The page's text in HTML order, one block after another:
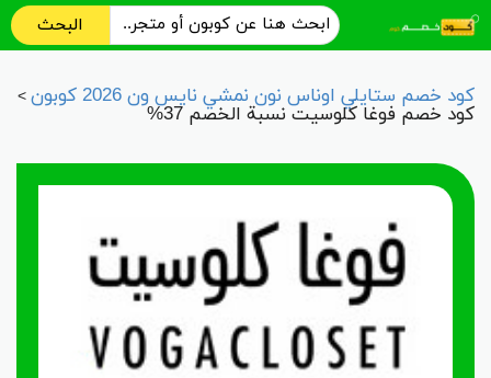
البحث
كود خصم ستايلي اوناس نون نمشي نايس ون 2026 كوبون >
كود خصم فوغا كلوسيت نسبة الخصم 37%